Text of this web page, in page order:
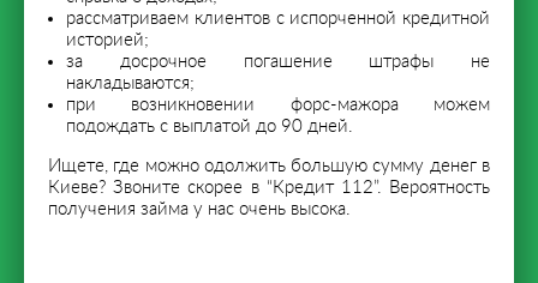
рассматриваем клиентов с испорченной кредитной
историей;
за досрочное погашение штрафы не
накладываются;
при возникновении форс-мажора можем
подождать с выплатой до 90 дней.
Ищете, где можно одолжить большую сумму денег в
Киеве? Звоните скорее в “Кредит 112”. Вероятность
получения займа у нас очень высока.